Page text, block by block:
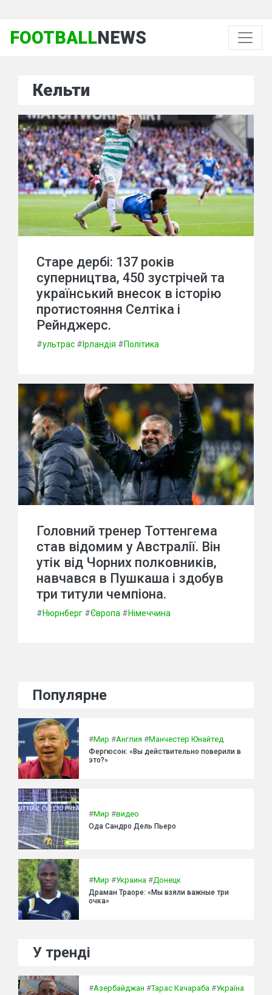
FOOTBALLNEWS
Кельти
Старе дербі: 137 років
суперництва, 450 зустрічей та
український внесок в історію
протистояння Селтіка і
Рейнджерс.
#ультрас # Ірландія #Політика
Головний тренер Тоттенгема
став відомим у Австралії. Він
утік від Чорних полковників,
навчався в Пушкаша і здобув
три титули чемпіона.
#Нюрнберг #Європа #Німеччина
Популярне
#Мир #Англия #Манчестер Юнайтед
Фергюсон: «Вы действительно поверили в
это?»
#Мир #видео
Ода Сандро Дель Пьеро
#Мир #Украина #Донецк
Драман Траоре: «Мы взяли важные три
очка»
У тренді
#Азербайджан #Тарас Качараба #Україна